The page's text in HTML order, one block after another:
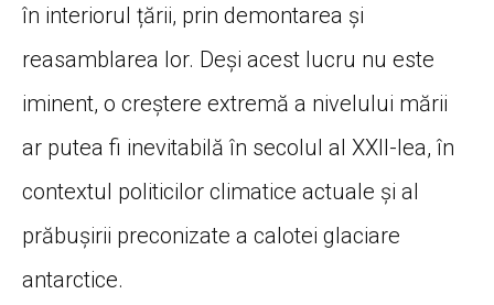
în interiorul țării, prin demontarea și
reasamblarea lor. Deși acest lucru nu este
iminent, o creștere extremă a nivelului mării
ar putea fi inevitabilă în secolul al XXII-lea, în
contextul politicilor climatice actuale și al
prăbușirii preconizate a calotei glaciare
antarctice.